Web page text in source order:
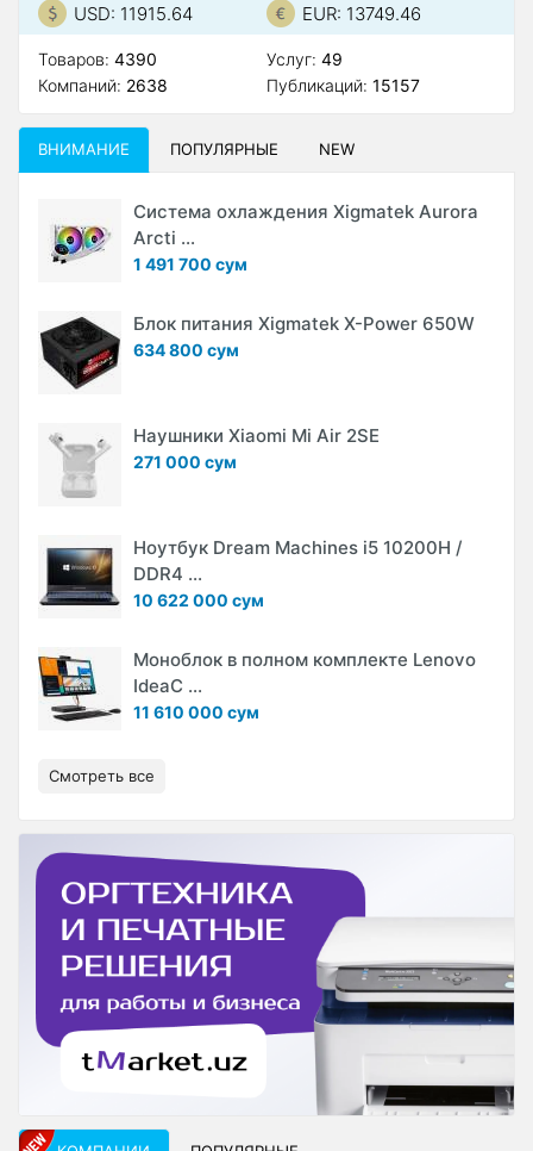
USD: 11915.64 EUR: 13749.46
Товаров: 4390
Компаний: 2638
Услуг: 49
Публикаций: 15157
ВНИМАНИЕ ПОПУЛЯРНЫЕ NEW
Система охлаждения Xigmatek Aurora
Arcti ...
1 491 700 сум
Блок питания Xigmatek X-Power 650W
634 800 сум
Наушники Xiaomi Mi Air 2SE
271 000 сум
Ноутбук Dream Machines i5 10200H /
DDR4 ...
10 622 000 сум
Моноблок в полном комплекте Lenovo
IdeaC ...
11 610 000 сум
Смотреть все